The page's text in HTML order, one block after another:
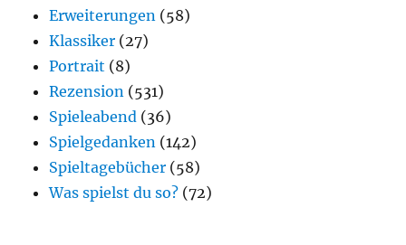
Erweiterungen (58)
Klassiker (27)
Portrait (8)
Rezension (531)
Spieleabend (36)
Spielgedanken (142)
Spieltagebücher (58)
Was spielst du so? (72)